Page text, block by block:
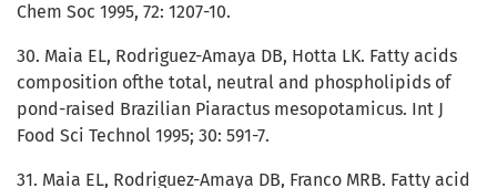
Chem Soc 1995, 72: 1207-10.
30. Maia EL, Rodriguez-Amaya DB, Hotta LK. Fatty acids
composition ofthe total, neutral and phospholipids of
pond-raised Brazilian Piaractus mesopotamicus. Int J
Food Sci Technol 1995; 30: 591-7.
31. Maia EL, Rodriguez-Amaya DB, Franco MRB. Fatty acid